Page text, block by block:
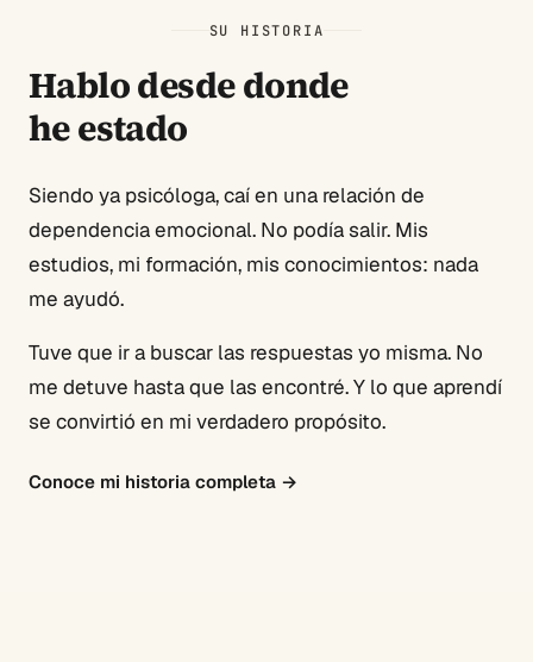
SU HISTORIA
Hablo desde donde
he estado
Siendo ya psicóloga, caí en una relación de
dependencia emocional. No podía salir. Mis
estudios, mi formación, mis conocimientos: nada
me ayudó.
Tuve que ir a buscar las respuestas yo misma. No
me detuve hasta que las encontré. Y lo que aprendí
se convirtió en mi verdadero propósito.
Conoce mi historia completa →